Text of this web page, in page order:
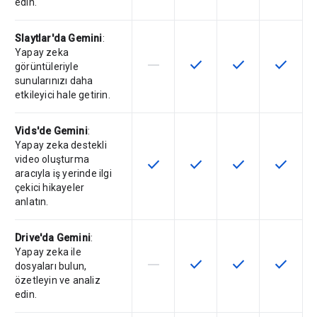
edin.
Slaytlar'da Gemini:
Yapay zeka
görüntüleriyle
sunularınızı daha
etkileyici hale getirin.
Bu özellik söz konusu SKU
horizontal_rule Bu özellik SKU'da
check Bu özellik
check Bu
check
Vids'de Gemini:
Yapay zeka destekli
video oluşturma
aracıyla iş yerinde ilgi
çekici hikayeler
anlatın.
Bu özellik SKU'da kullanılabilir
check Bu özellik SKU'da
check Bu özellik
check Bu
check
Drive'da Gemini:
Yapay zeka ile
dosyaları bulun,
özetleyin ve analiz
edin.
Bu özellik söz konusu SKU
horizontal_rule Bu özellik SKU'da
check Bu özellik
check Bu
check